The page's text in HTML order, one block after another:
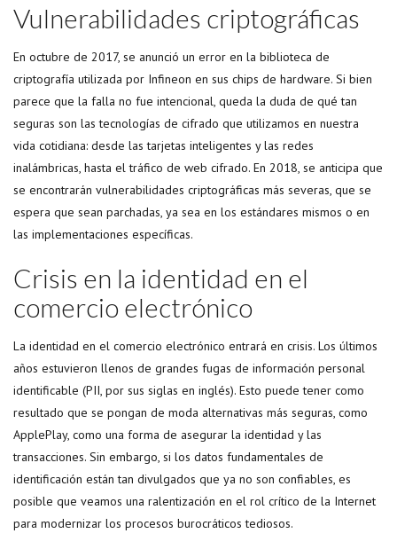
Vulnerabilidades criptográficas
En octubre de 2017, se anunció un error en la biblioteca de
criptografía utilizada por Infineon en sus chips de hardware. Si bien
parece que la falla no fue intencional, queda la duda de qué tan
seguras son las tecnologías de cifrado que utilizamos en nuestra
vida cotidiana: desde las tarjetas inteligentes y las redes
inalámbricas, hasta el tráfico de web cifrado. En 2018, se anticipa que
se encontrarán vulnerabilidades criptográficas más severas, que se
espera que sean parchadas, ya sea en los estándares mismos o en
las implementaciones específicas.
Crisis en la identidad en el
comercio electrónico
La identidad en el comercio electrónico entrará en crisis. Los últimos
años estuvieron llenos de grandes fugas de información personal
identificable (PII, por sus siglas en inglés). Esto puede tener como
resultado que se pongan de moda alternativas más seguras, como
ApplePlay, como una forma de asegurar la identidad y las
transacciones. Sin embargo, si los datos fundamentales de
identificación están tan divulgados que ya no son confiables, es
posible que veamos una ralentización en el rol crítico de la Internet
para modernizar los procesos burocráticos tediosos.